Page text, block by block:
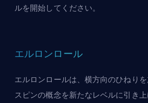
ルを開始してください。
エルロンロール
エルロンロールは、横方向のひねりを
スピンの概念を新たなレベルに引き